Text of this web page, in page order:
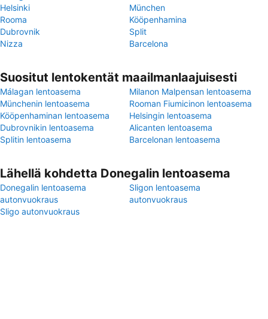
Helsinki
München
Rooma
Kööpenhamina
Dubrovnik
Split
Nizza
Barcelona
Suositut lentokentät maailmanlaajuisesti
Málagan lentoasema
Milanon Malpensan lentoasema
Münchenin lentoasema
Rooman Fiumicinon lentoasema
Kööpenhaminan lentoasema
Helsingin lentoasema
Dubrovnikin lentoasema
Alicanten lentoasema
Splitin lentoasema
Barcelonan lentoasema
Lähellä kohdetta Donegalin lentoasema
Donegalin lentoasema
autonvuokraus
Sligon lentoasema
autonvuokraus
Sligo autonvuokraus